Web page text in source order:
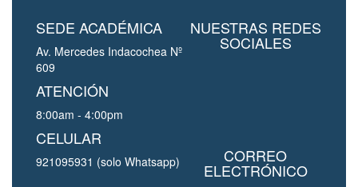
SEDE ACADÉMICA
Av. Mercedes Indacochea Nº
609
ATENCIÓN
8:00am - 4:00pm
CELULAR
921095931 (solo Whatsapp)
NUESTRAS REDES
SOCIALES
CORREO
ELECTRÓNICO